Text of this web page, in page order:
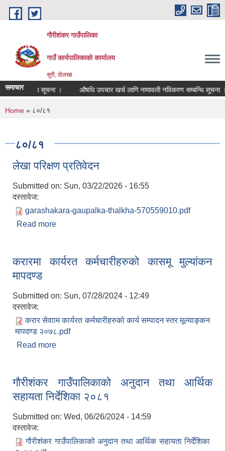
Skip to main content
गौरीशंकर गाउँपालिका
गाउँ कार्यपालिकाको कार्यालय
सुरी, दोलखा
समाचार
सम्बन्धि सूचना । औषधि उपचार खर्च लागि नामावली नविकरण सम्बन्धि सूचना ।
You are here
Home » ८०/८१
८०/८१
लेखा परिक्षण प्रतिवेदन
Submitted on: Sun, 03/22/2026 - 16:55
दस्तावेज:
garashakara-gaupalka-thalkha-570559010.pdf
Read more
करारमा कार्यरत कर्मचारीहरुको कासमू मुल्यांकन
मापदण्ड
Submitted on: Sun, 07/28/2024 - 12:49
दस्तावेज:
करार सेवााम कार्यरत कर्मचारीहरुको कार्य सम्पादन स्तर मूल्याङ्कन
मापदण्ड २०७८.pdf
Read more
गौरीशंकर गाउँपालिकाको अनुदान तथा आर्थिक
सहायता निर्देशिका २०८१
Submitted on: Wed, 06/26/2024 - 14:59
दस्तावेज:
गौरीशंकर गाउँपालिकाको अनुदान तथा आर्थिक सहायता निर्देशिका